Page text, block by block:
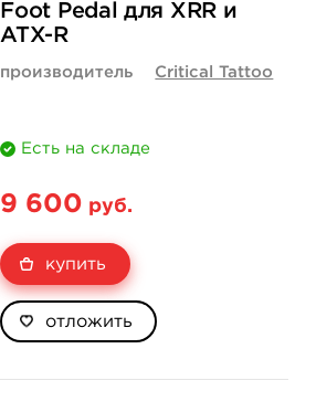
Foot Pedal для XRR и
ATX-R
производитель Critical Tattoo
Есть на складе
9 600 руб.
купить
отложить